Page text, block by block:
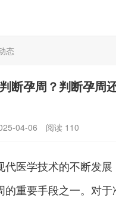
态
断孕周？判断孕周
04-06 阅读 110
医学技术的不断发展
的重要手段之一。对